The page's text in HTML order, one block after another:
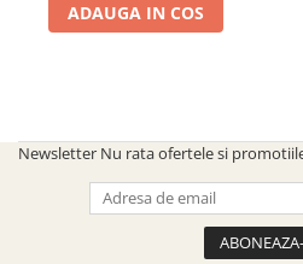
ADAUGA IN COS
Newsletter Nu rata ofertele si